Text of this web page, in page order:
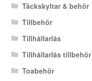
Täckskyltar & behör
Tillbehör
Tillhållarlås
Tillhållarlås tillbehör
Toabehör